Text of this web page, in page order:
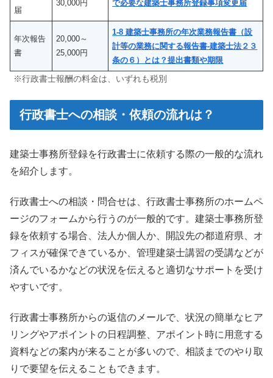
届
30,000円 で必要な建築士事務所登録事項変更届
年次報告
書
20,000～
25,000円
1-8 建築士事務所の年次業務報告書（設
計等の業務に関する報告書-建築士法２３
条の６）とは？提出書類や期限
※行政書士報酬の料金は、いずれも税別
行政書士への相談・依頼の流れは？
建築士事務所登録を行政書士に依頼する際の一般的な流れ
を紹介します。
行政書士への相談・問合せは、行政書士事務所のホームペ
ージのフォームから行うのが一般的です。建築士事務所登
録を依頼する場合、法人か個人か、開設先の都道府県、オ
フィスが確保できているか、管理建築士講習の受講などが
済んでいるかなどの状況を伝えると適切なサポートを受け
やすいです。
行政書士事務所からの返信のメールで、状況の簡単なヒア
リングやアポイントの日程調整、アポイント時に用意する
資料などの案内が来ることが多いので、相談までのやり取
りで要望を伝えることもできます。